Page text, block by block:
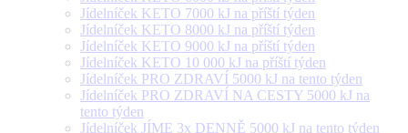
Jídelníček KETO 7000 kJ na příští týden
Jídelníček KETO 8000 kJ na příští týden
Jídelníček KETO 9000 kJ na příští týden
Jídelníček KETO 10 000 kJ na příští týden
Jídelníček PRO ZDRAVÍ 5000 kJ na tento týden
Jídelníček PRO ZDRAVÍ NA CESTY 5000 kJ na
tento týden
Jídelníček JÍME 3x DENNĚ 5000 kJ na tento týden